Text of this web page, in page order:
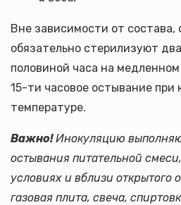
Вне зависимости от состава,
обязательно стерилизуют
половиной часа на
15-ти часовое остывание при
температуре.
Важно!Инокуляцию
остывания питательной
условиях и вблизи открытого
газовая плита, свеча,